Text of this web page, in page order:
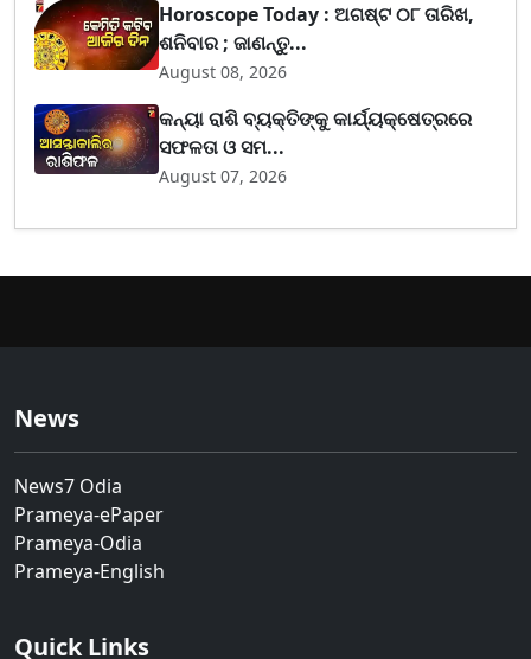
Horoscope Today : ଅଗଷ୍ଟ ୦୮ ତାରିଖ,
ଶନିବାର ; ଜାଣନ୍ତୁ...
August 08, 2026
କନ୍ୟା ରାଶି ବ୍ୟକ୍ତିଙ୍କୁ କାର୍ଯ୍ୟକ୍ଷେତ୍ରରେ
ସଫଳତା ଓ ସମ...
August 07, 2026
News
News7 Odia
Prameya-ePaper
Prameya-Odia
Prameya-English
Quick Links